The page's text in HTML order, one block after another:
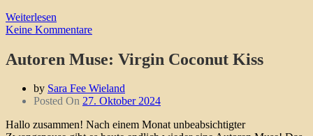
Weiterlesen
Keine Kommentare
Autoren Muse: Virgin Coconut Kiss
by Sara Fee Wieland
Posted On 27. Oktober 2024
Hallo zusammen! Nach einem Monat unbeabsichtigter